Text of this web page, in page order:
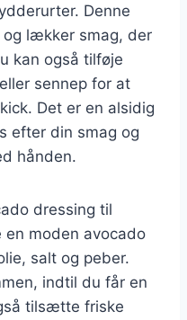
Denne
og lækker smag, der
kan også tilføje
sennep for at
Det er en alsidig
efter din smag og
hånden.
dressing til
moden avocado
salt og peber.
indtil du får en
tilsætte friske